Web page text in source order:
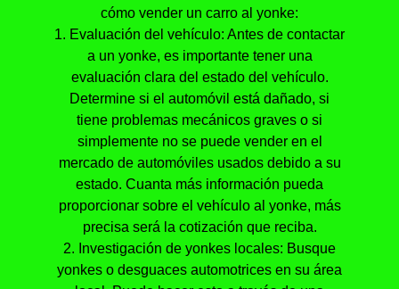
cómo vender un carro al yonke:
1. Evaluación del vehículo: Antes de contactar
a un yonke, es importante tener una
evaluación clara del estado del vehículo.
Determine si el automóvil está dañado, si
tiene problemas mecánicos graves o si
simplemente no se puede vender en el
mercado de automóviles usados debido a su
estado. Cuanta más información pueda
proporcionar sobre el vehículo al yonke, más
precisa será la cotización que reciba.
2. Investigación de yonkes locales: Busque
yonkes o desguaces automotrices en su área